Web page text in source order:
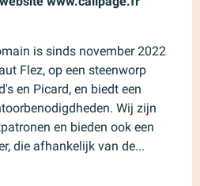
is sinds november 2022
Flez, op een steenworp
en Picard, en biedt een
Wij zijn
en bieden ook een
die afhankelijk van de...